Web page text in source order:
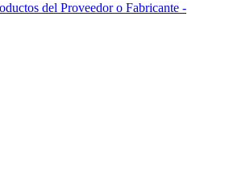
del Proveedor o Fabricante -